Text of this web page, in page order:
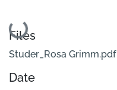
Loading...
Files
Studer_Rosa Grimm.pdf
Date